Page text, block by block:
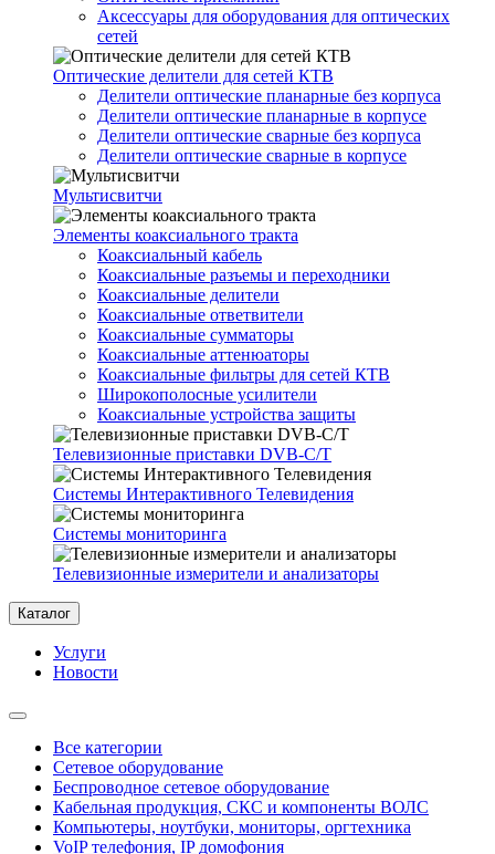
Аксессуары для оборудования для оптических
сетей
Оптические делители для сетей КТВ
Делители оптические планарные без корпуса
Делители оптические планарные в корпусе
Делители оптические сварные без корпуса
Делители оптические сварные в корпусе
Мультисвитчи
Элементы коаксиального тракта
Коаксиальный кабель
Коаксиальные разъемы и переходники
Коаксиальные делители
Коаксиальные ответвители
Коаксиальные сумматоры
Коаксиальные аттенюаторы
Коаксиальные фильтры для сетей КТВ
Широкополосные усилители
Коаксиальные устройства защиты
Телевизионные приставки DVB-C/T
Системы Интерактивного Телевидения
Системы мониторинга
Телевизионные измерители и анализаторы
Каталог
Услуги
Новости
Все категории
Сетевое оборудование
Беспроводное сетевое оборудование
Кабельная продукция, СКС и компоненты ВОЛС
Компьютеры, ноутбуки, мониторы, оргтехника
VoIP телефония, IP домофония